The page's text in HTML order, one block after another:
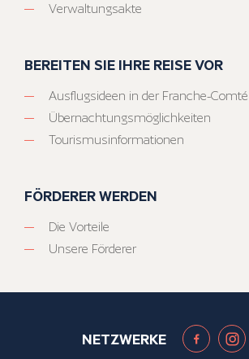
Verwaltungsakte
BEREITEN SIE IHRE REISE VOR
Ausflugsideen in der Franche-Comté
Übernachtungsmöglichkeiten
Tourismusinformationen
FÖRDERER WERDEN
Die Vorteile
Unsere Förderer
NETZWERKE